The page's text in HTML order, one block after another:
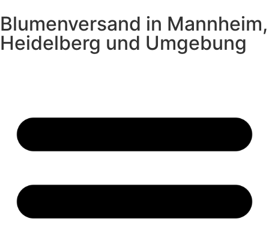
Blumenversand in Mannheim,
Heidelberg und Umgebung